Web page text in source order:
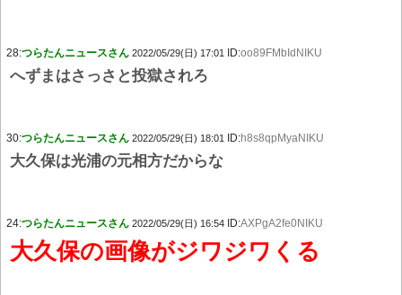
28:つらたんニュースさん 2022/05/29(日) 17:01 ID:oo89FMbIdNIKU
へずまはさっさと投獄されろ
30:つらたんニュースさん 2022/05/29(日) 18:01 ID:h8s8qpMyaNIKU
大久保は光浦の元相方だからな
24:つらたんニュースさん 2022/05/29(日) 16:54 ID:AXPgA2fe0NIKU
大久保の画像がジワジワくる